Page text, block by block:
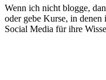
Wenn ich nicht blogge,
oder gebe Kurse, in
Social Media für ihre